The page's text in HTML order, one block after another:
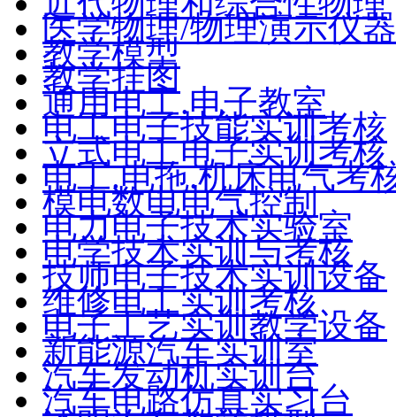
医学物理/物理演示仪器
教学模型
教学挂图
通用电工.电子教室
电工电子技能实训考核
立式电工电子实训考核
电工.电拖.机床电气考
模电数电电气控制
电力电子技术实验室
电学技术实训与考核
技师电子技术实训设备
维修电工实训考核
电子工艺实训教学设备
新能源汽车实训室
汽车发动机实训台
汽车电路仿真实习台